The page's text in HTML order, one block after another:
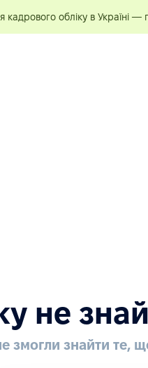
кадрового обліку в Україні
не
змогли знайти те,